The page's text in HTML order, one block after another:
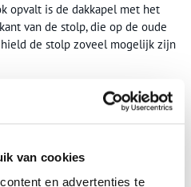
van cookies
en advertenties te
opvalt is de dakkapel met het
van de stolp, die op de oude
de stolp zoveel mogelijk zijn